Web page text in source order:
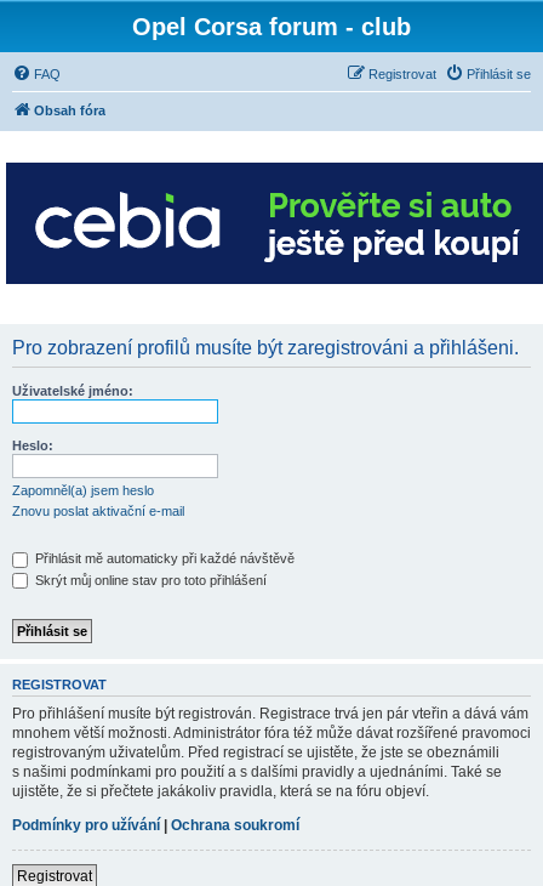
Opel Corsa forum - club
FAQ Přihlásit se
Registrovat
Obsah fóra
Pro zobrazení profilů musíte být zaregistrováni a přihlášeni.
Uživatelské jméno:
Heslo:
Zapomněl(a) jsem heslo
Znovu poslat aktivační e-mail
Přihlásit mě automaticky při každé návštěvě
Skrýt můj online stav pro toto přihlášení
REGISTROVAT
Pro přihlášení musíte být registrován. Registrace trvá jen pár vteřin a dává vám
mnohem větší možnosti. Administrátor fóra též může dávat rozšířené pravomoci
registrovaným uživatelům. Před registrací se ujistěte, že jste se obeznámili
s našimi podmínkami pro použití a s dalšími pravidly a ujednáními. Také se
ujistěte, že si přečtete jakákoliv pravidla, která se na fóru objeví.
Podmínky pro užívání | Ochrana soukromí
Registrovat